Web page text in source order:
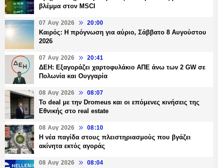
βλέμμα στον MSCI
07 Αυγ 2026 20:00
Καιρός: Η πρόγνωση για αύριο, Σάββατο 8 Αυγούστου
2026
07 Αυγ 2026 20:41
ΔΕΗ: Εξαγοράζει χαρτοφυλάκιο ΑΠΕ άνω των 2 GW σε
Πολωνία και Ουγγαρία
08 Αυγ 2026 08:07
Το deal με την Dromeus και οι επόμενες κινήσεις της
Εθνικής στο real estate
08 Αυγ 2026 08:10
Η νέα παγίδα στους πλειστηριασμούς που βγάζει
ακίνητα εκτός αγοράς
08 Αυγ 2026 08:04